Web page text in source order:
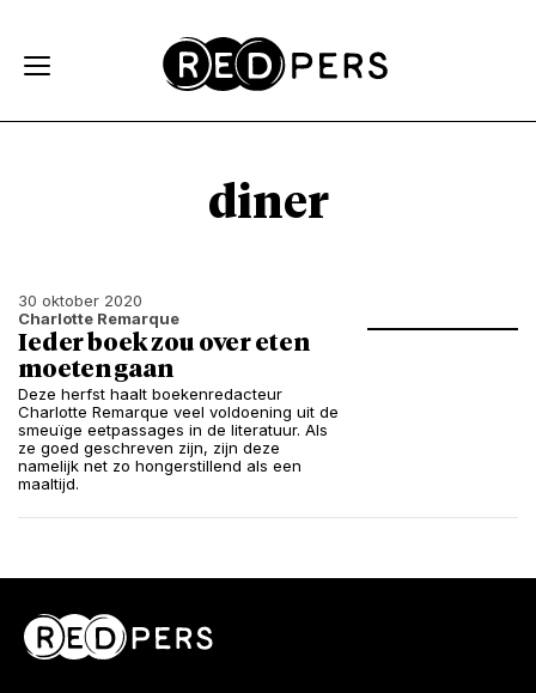
diner
30 oktober 2020
Charlotte Remarque
Ieder boek zou over eten
moeten gaan
Deze herfst haalt boekenredacteur
Charlotte Remarque veel voldoening uit de
smeuïge eetpassages in de literatuur. Als
ze goed geschreven zijn, zijn deze
namelijk net zo hongerstillend als een
maaltijd.